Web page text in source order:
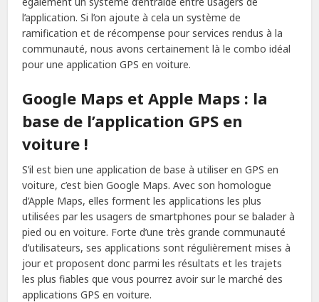
l’application. Si l’on ajoute à cela un système de
ramification et de récompense pour services rendus à la
communauté, nous avons certainement là le combo idéal
pour une application GPS en voiture.
Google Maps et Apple Maps : la
base de l’application GPS en
voiture !
S’il est bien une application de base à utiliser en GPS en
voiture, c’est bien Google Maps. Avec son homologue
d’Apple Maps, elles forment les applications les plus
utilisées par les usagers de smartphones pour se balader à
pied ou en voiture. Forte d’une très grande communauté
d’utilisateurs, ses applications sont régulièrement mises à
jour et proposent donc parmi les résultats et les trajets
les plus fiables que vous pourrez avoir sur le marché des
applications GPS en voiture.